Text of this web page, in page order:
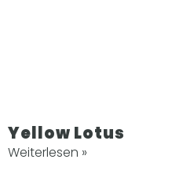
Yellow Lotus
Weiterlesen »